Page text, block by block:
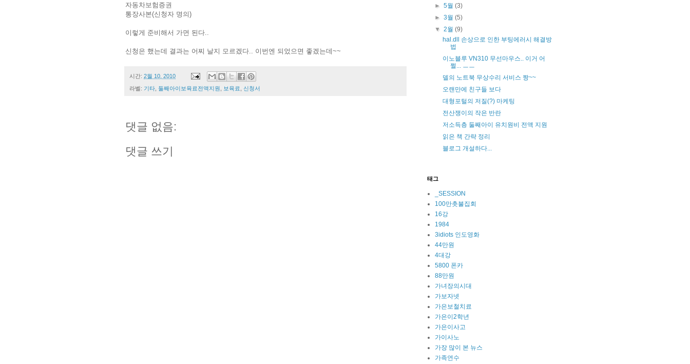
자동차보험증권
통장사본(신청자 명의)
이렇게 준비해서 가면 된다..
신청은 했는데 결과는 어찌 날지 모르겠다.. 이번엔 되었으면 좋겠는데~~
시간: 2월 10, 2010
라벨: 기타 둘째아이보육료전액지원 보육료 신청서
댓글 없음:
댓글 쓰기
►5월(3)
►3월(5)
▼2월(9)
hal.dll 손상으로 인한 부팅에러시 해결방
법
이노블루 VN310 무선마우스.. 이거 어
쩔... ㅡㅡ
델의 노트북 무상수리 서비스 짱~~
오랜만에 친구들 보다
대형포털의 저질(?) 마케팅
전산쟁이의 작은 반란
저소득층 둘째아이 유치원비 전액 지원
읽은 책 간략 정리
블로그 개설하다...
태그
_SESSION
100만촛불집회
16강
1984
3idiots 인도영화
44만원
4대강
5800 폰카
88만원
가녀장의시대
가보자넷
가은보철치료
가은이2학년
가은이사고
가이사노
가장 많이 본 뉴스
가족연수